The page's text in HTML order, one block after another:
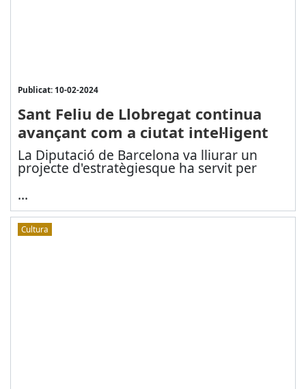
Publicat: 10-02-2024
Sant Feliu de Llobregat continua
avançant com a ciutat intel·ligent
La Diputació de Barcelona va lliurar un
projecte d'estratègiesque ha servit per
...
Cultura